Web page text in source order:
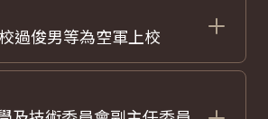
過俊男等為空軍上校